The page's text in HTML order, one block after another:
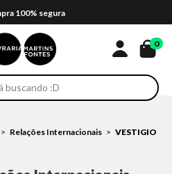
de entrega
100% segura
sem juros no cartão*
na loja
Eventos
0
Relações Internacionais VESTIGIO